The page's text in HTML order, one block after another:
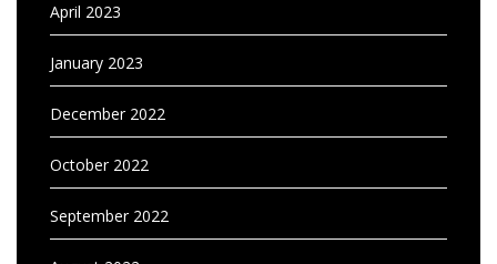
April 2023
January 2023
December 2022
October 2022
September 2022